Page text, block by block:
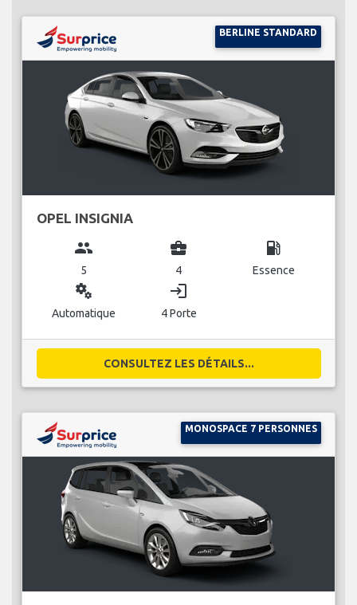
BERLINE STANDARD
OPEL INSIGNIA
group
5
business_center
4
local_gas_station
Essence
miscellaneous_services
Automatique
login
4 Porte
CONSULTEZ LES DÉTAILS...
MONOSPACE 7 PERSONNES